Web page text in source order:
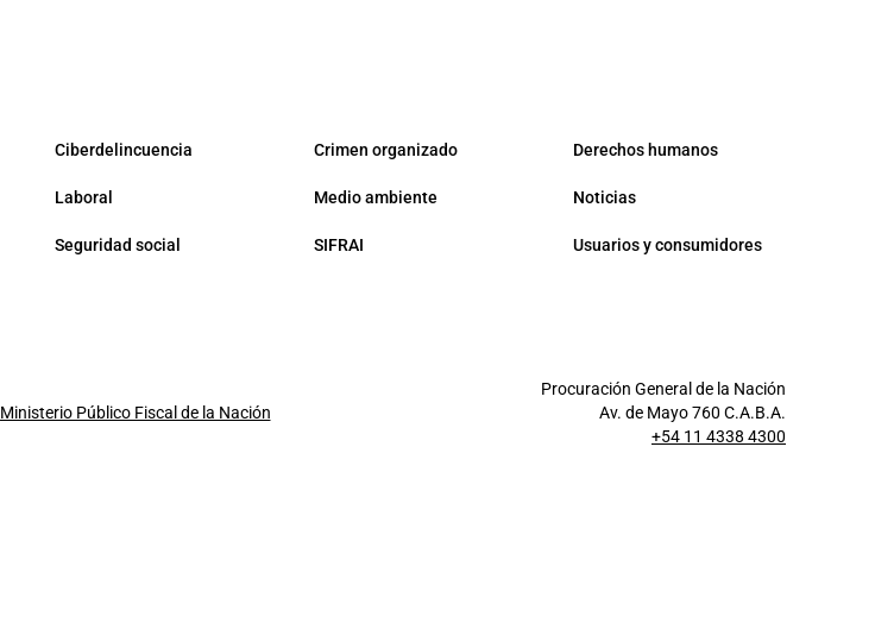
Ciberdelincuencia Crimen organizado Derechos humanos
Laboral Medio ambiente Noticias
Seguridad social SIFRAI Usuarios y consumidores
Ministerio Público Fiscal de la Nación
Procuración General de la Nación
Av. de Mayo 760 C.A.B.A.
+54 11 4338 4300